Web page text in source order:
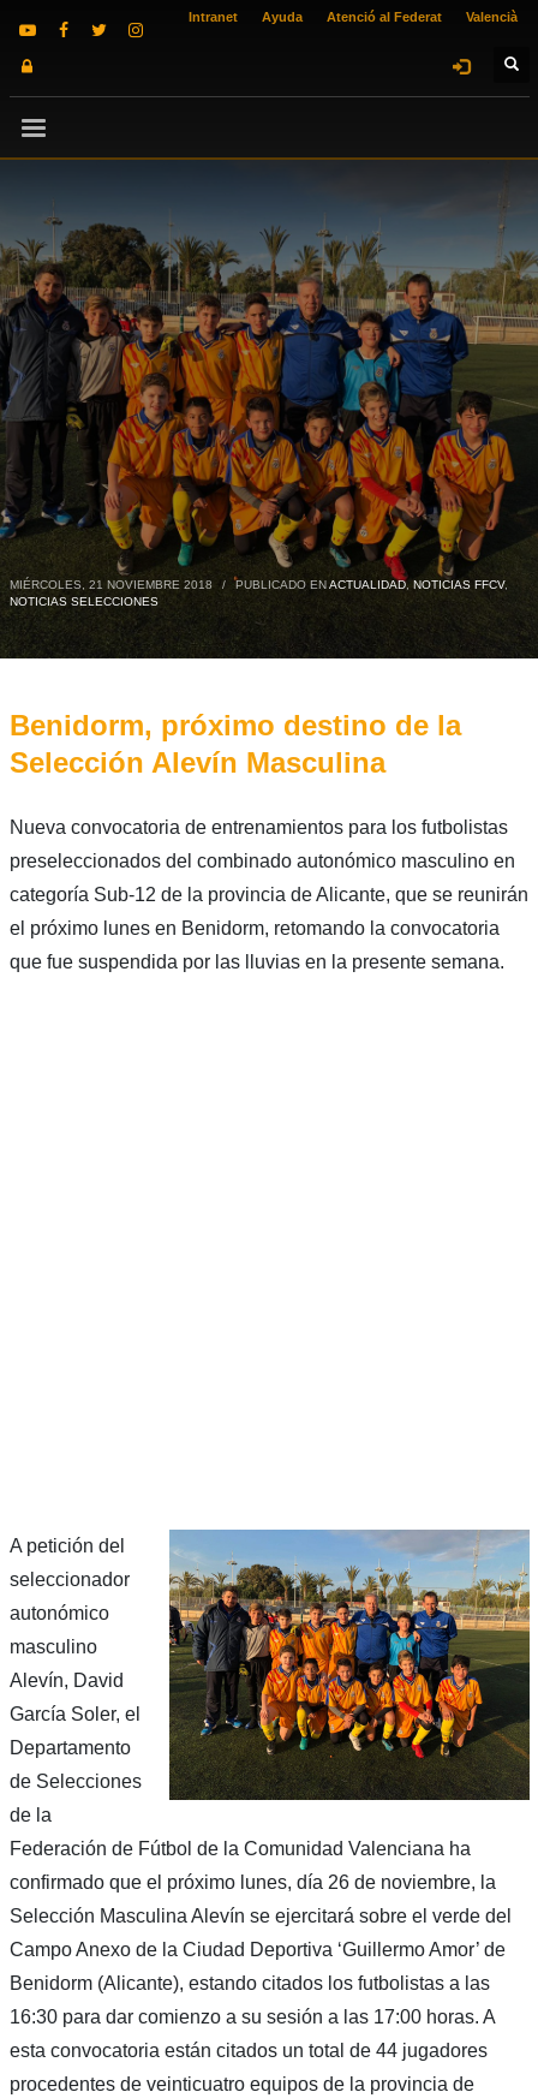
Intranet Ayuda Atenció al Federat Valencià
MIÉRCOLES, 21 NOVIEMBRE 2018 / PUBLICADO ENACTUALIDAD, NOTICIAS FFCV,
NOTICIAS SELECCIONES
Benidorm, próximo destino de la
Selección Alevín Masculina
Nueva convocatoria de entrenamientos para los futbolistas
preseleccionados del combinado autonómico masculino en
categoría Sub-12 de la provincia de Alicante, que se reunirán
el próximo lunes en Benidorm, retomando la convocatoria
que fue suspendida por las lluvias en la presente semana.
A petición del
seleccionador
autonómico
masculino
Alevín, David
García Soler, el
Departamento
de Selecciones
de la
Federación de Fútbol de la Comunidad Valenciana ha
confirmado que el próximo lunes, día 26 de noviembre, la
Selección Masculina Alevín se ejercitará sobre el verde del
Campo Anexo de la Ciudad Deportiva ‘Guillermo Amor’ de
Benidorm (Alicante), estando citados los futbolistas a las
16:30 para dar comienzo a su sesión a las 17:00 horas. A
esta convocatoria están citados un total de 44 jugadores
procedentes de veinticuatro equipos de la provincia de